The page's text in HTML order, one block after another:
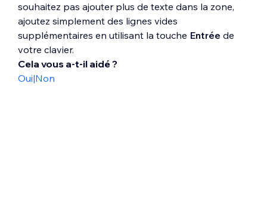
souhaitez pas ajouter plus de texte dans la zone,
ajoutez simplement des lignes vides
supplémentaires en utilisant la touche Entrée de
votre clavier.
Cela vous a-t-il aidé ?
Oui|Non